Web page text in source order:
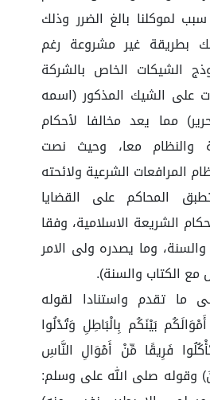
لموكلنا بالغ الضرر وذلك
بطريقة غير مشروعة رغم
الشيكات الخاص بالشركة
على الشيك المذكور (اسمه
مما يعد مخالفا لأحكام
والنظام معا، وحيث نصت
المرافعات الشرعية ولائحته
المحاكم على القضايا
الشريعة الاسلامية، وفقا
وما يصدره ولى الامر
مع الكتاب والسنة).
ما تقدم واستنادا لقوله
بَيْنَكُم بِالْبَاطِلِ وَتُدْلُوا
فَرِيقًا مِّنْ أَمْوَالِ النَّاسِ
وقوله صلى الله على وسلم: